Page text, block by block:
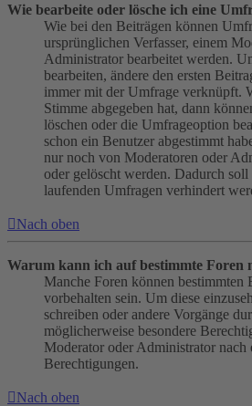
Wie bearbeite oder lösche ich eine
Wie bei den Beiträgen können
ursprünglichen Verfasser, einem
Administrator bearbeitet werden.
bearbeiten, ändere den ersten
immer mit der Umfrage verknüpft.
Stimme abgegeben hat, dann
löschen oder die Umfrageoption
schon ein Benutzer abgestimmt
nur noch von Moderatoren oder
oder gelöscht werden. Dadurch
laufenden Umfragen verhindert
Nach oben
Warum kann ich auf bestimmte Foren
Manche Foren können bestimmten
vorbehalten sein. Um diese
schreiben oder andere Vorgänge
möglicherweise besondere
Moderator oder Administrator nach
Berechtigungen.
Nach oben